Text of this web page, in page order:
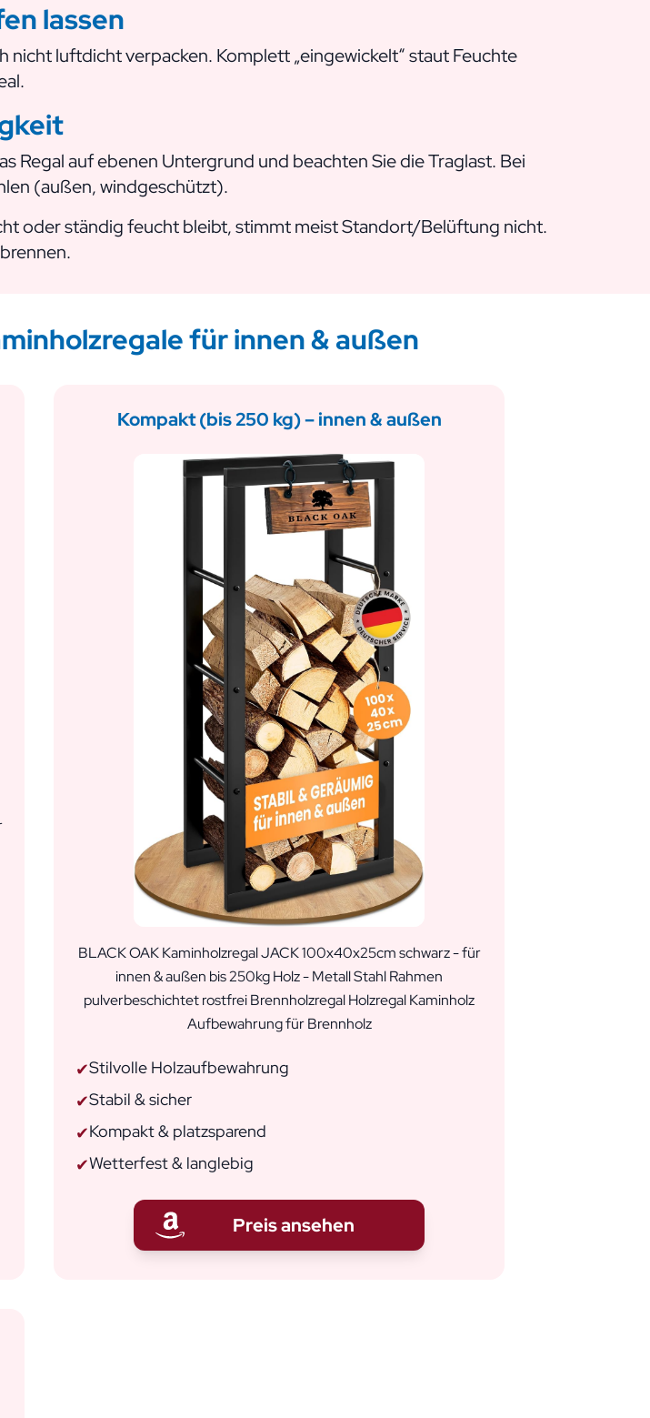
lassen
luftdicht verpacken. Komplett „eingewickelt“ staut Feuchte
Regal auf ebenen Untergrund und beachten Sie die Traglast. Bei
(außen, windgeschützt).
oder ständig feucht bleibt, stimmt meist Standort/Belüftung nicht.
für innen & außen
Kompakt (bis 250 kg) – innen & außen
BLACK OAK Kaminholzregal JACK 100x40x25cm schwarz - für
innen & außen bis 250kg Holz - Metall Stahl Rahmen
pulverbeschichtet rostfrei Brennholzregal Holzregal Kaminholz
Aufbewahrung für Brennholz
✔Stilvolle Holzaufbewahrung
✔Stabil & sicher
✔Kompakt & platzsparend
✔Wetterfest & langlebig
Preis ansehen